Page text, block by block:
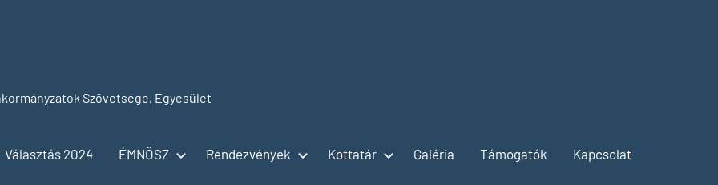
Szövetsége, Egyesület
Választás 2024 ÉMNÖSZ Rendezvények Kottatár Galéria Támogatók Kapcsolat